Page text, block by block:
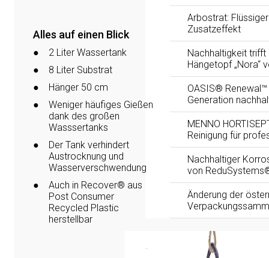
Arbostrat:
Zusatzeffekt
Nachhaltigkeit trifft
Hängetopf „Nora“
OASIS®
Generation
MENNO
Reinigung für
Nachhaltiger
von
Änderung der
Alles auf einen Blick
2 Liter Wassertank
8 Liter Substrat
Hänger 50 cm
Weniger häufiges Gießen
dank des großen
Wasssertanks
Der Tank verhindert
Austrocknung und
Wasserverschwendung
Auch in Recover® aus
Post Consumer
Recycled Plastic
herstellbar